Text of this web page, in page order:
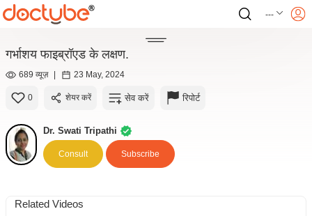
---
गर्भाशय फाइब्रॉएड के लक्षण.
689 व्यूज़ | 23 May, 2024
0 शेयर करें सेव करें रिपोर्ट
Dr. Swati Tripathi
Consult Subscribe
Related Videos